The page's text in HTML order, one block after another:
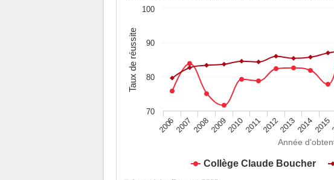
Année
Taux de réussite
Collège Claude Boucher
2006200720082009201020112012201320142015
70
80
90
100